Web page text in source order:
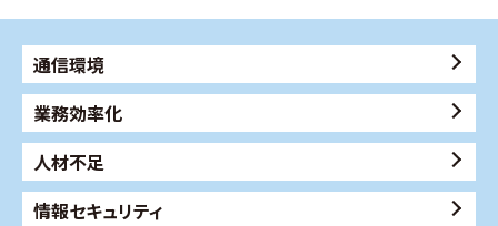
通信環境
業務効率化
人材不足
情報セキュリティ